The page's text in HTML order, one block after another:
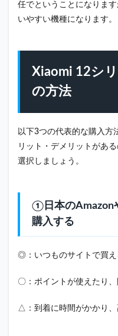
任でということになりま
いやすい機種になります。
Xiaomi 12シ
の方法
以下3つの代表的な購入方
リット・デメリットがあ
選択しましょう。
①日本のAmazon
購入する
◎：いつものサイトで買え
〇：ポイントが使えたり
△：到着に時間がかかり、